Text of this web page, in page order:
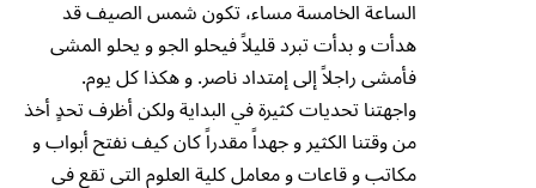
الساعة الخامسة مساء، تكون شمس الصيف قد
هدأت و بدأت تبرد قليلاً فيحلو الجو و يحلو المشى
فأمشى راجلاً إلى إمتداد ناصر. و هكذا كل يوم.
واجهتنا تحديات كثيرة في البداية ولكن أظرف تحدٍ أخذ
من وقتنا الكثير و جهداً مقدراً كان كيف نفتح أبواب و
مكاتب و قاعات و معامل كلية العلوم التي تقع في